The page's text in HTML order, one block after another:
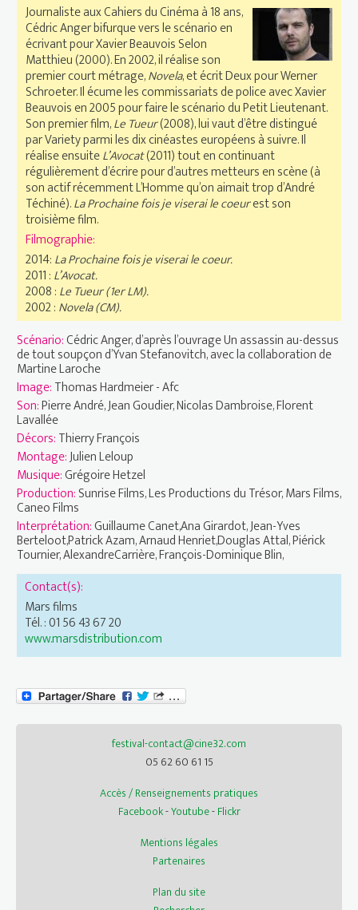
Journaliste aux Cahiers du Cinéma à 18 ans,
Cédric Anger bifurque vers le scénario en
écrivant pour Xavier Beauvois Selon
Matthieu (2000). En 2002, il réalise son
premier court métrage,Novela, et écrit Deux pour Werner
Schroeter. Il écume les commissariats de police avec Xavier
Beauvois en 2005 pour faire le scénario du Petit Lieutenant.
Son premier film,Le Tueur(2008), lui vaut d’être distingué
par Variety parmi les dix cinéastes européens à suivre. Il
réalise ensuiteL’Avocat(2011) tout en continuant
régulièrement d’écrire pour d’autres metteurs en scène (à
son actif récemment L’Homme qu’on aimait trop d’André
Téchiné).La Prochaine fois je viserai le coeurest son
troisième film.
Filmographie:
2014:La Prochaine fois je viserai le coeur.
2011 :L’Avocat.
2008 :Le Tueur (1er LM).
2002 :Novela (CM).
Scénario:Cédric Anger, d’après l’ouvrage Un assassin au-dessus
de tout soupçon d’Yvan Stefanovitch, avec la collaboration de
Martine Laroche
Image:Thomas Hardmeier - Afc
Son:Pierre André, Jean Goudier, Nicolas Dambroise, Florent
Lavallée
Décors:Thierry François
Montage:Julien Leloup
Musique:Grégoire Hetzel
Production:Sunrise Films, Les Productions du Trésor, Mars Films,
Caneo Films
Interprétation:Guillaume Canet,Ana Girardot, Jean-Yves
Berteloot,Patrick Azam, Arnaud Henriet,Douglas Attal, Piérick
Tournier, AlexandreCarrière, François-Dominique Blin,
Contact(s):
Mars films
Tél. : 01 56 43 67 20
www.marsdistribution.com
festival-contact@cine32.com
05 62 60 61 15
Accès / Renseignements pratiques
Facebook-Youtube-Flickr
Mentions légales
Partenaires
Plan du site